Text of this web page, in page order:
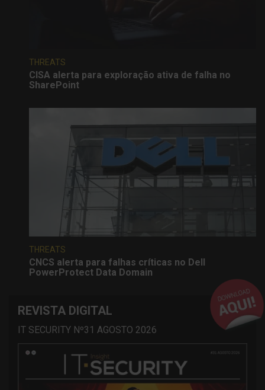
THREATS
CISA alerta para exploração ativa de falha no
SharePoint
THREATS
CNCS alerta para falhas críticas no Dell
PowerProtect Data Domain
REVISTA DIGITAL
IT SECURITY Nº31 AGOSTO 2026